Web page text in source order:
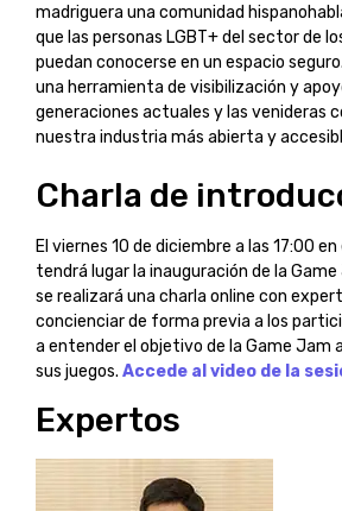
madriguera una comunidad
que las personas LGBT+ del sector de
puedan conocerse en un espacio
una herramienta de visibilización y
generaciones actuales y las venideras
nuestra industria más abierta y
Charla de
El viernes 10 de diciembre a las 17:00 en
tendrá lugar la inauguración de la Game
se realizará una charla online con
concienciar de forma previa a los
a entender el objetivo de la Game Jam
sus juegos. Accede al video de la
Expertos